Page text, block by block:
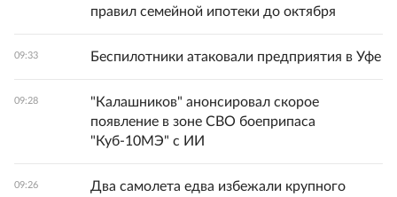
правил семейной ипотеки до октября
09:33 Беспилотники атаковали предприятия в Уфе
09:28
"Калашников" анонсировал скорое
появление в зоне СВО боеприпаса
"Куб-10МЭ" с ИИ
09:26
Два самолета едва избежали крупного